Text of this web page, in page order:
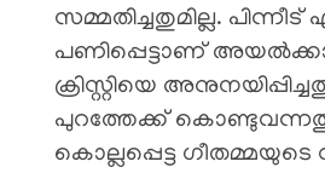
സമ്മതിച്ചതുമില്ല. പിന്നീട്
പണിപ്പെട്ടാണ്
ക്രിസ്റ്റിയെ
പുറത്തേക്ക്
കൊല്ലപ്പെട്ട ഗീതമ്മയുടെ